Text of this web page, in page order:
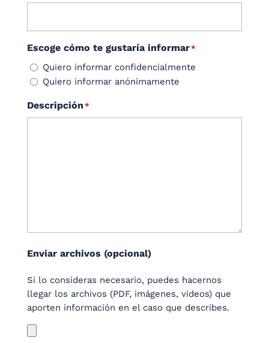
Escoge cómo te gustaría informar*
Quiero informar confidencialmente
Quiero informar anónimamente
Descripción *
Enviar archivos (opcional)
Si lo consideras necesario, puedes hacernos
llegar los archivos (PDF, imágenes, videos) que
aporten información en el caso que describes.